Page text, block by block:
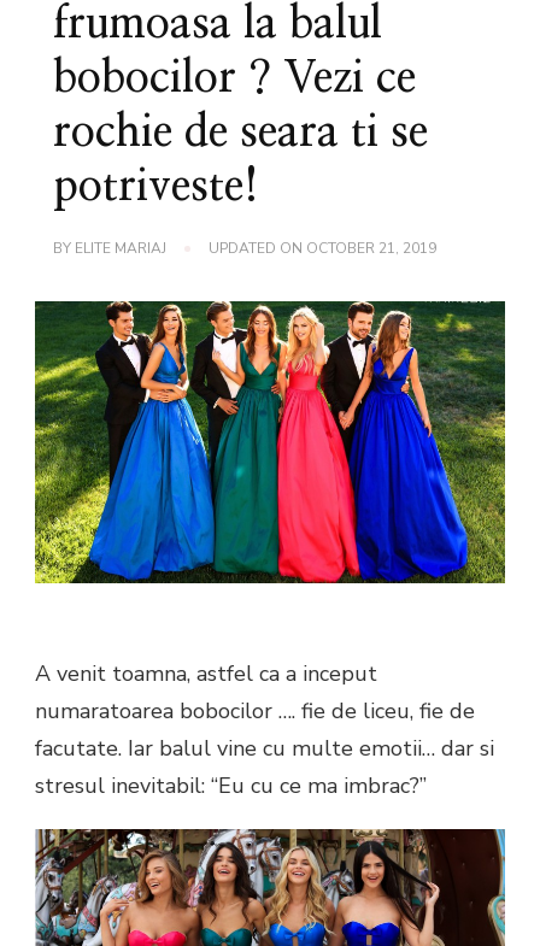
frumoasa la balul
bobocilor ? Vezi ce
rochie de seara ti se
potriveste!
BY ELITE MARIAJ UPDATED ON OCTOBER 21, 2019
A venit toamna, astfel ca a inceput
numaratoarea bobocilor …. fie de liceu, fie de
facutate. Iar balul vine cu multe emotii… dar si
stresul inevitabil: “Eu cu ce ma imbrac?”